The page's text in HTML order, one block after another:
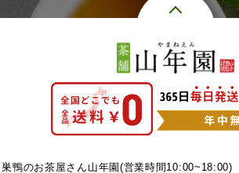
巣鴨のお茶屋さん山年園(営業時間10:00~18:00)